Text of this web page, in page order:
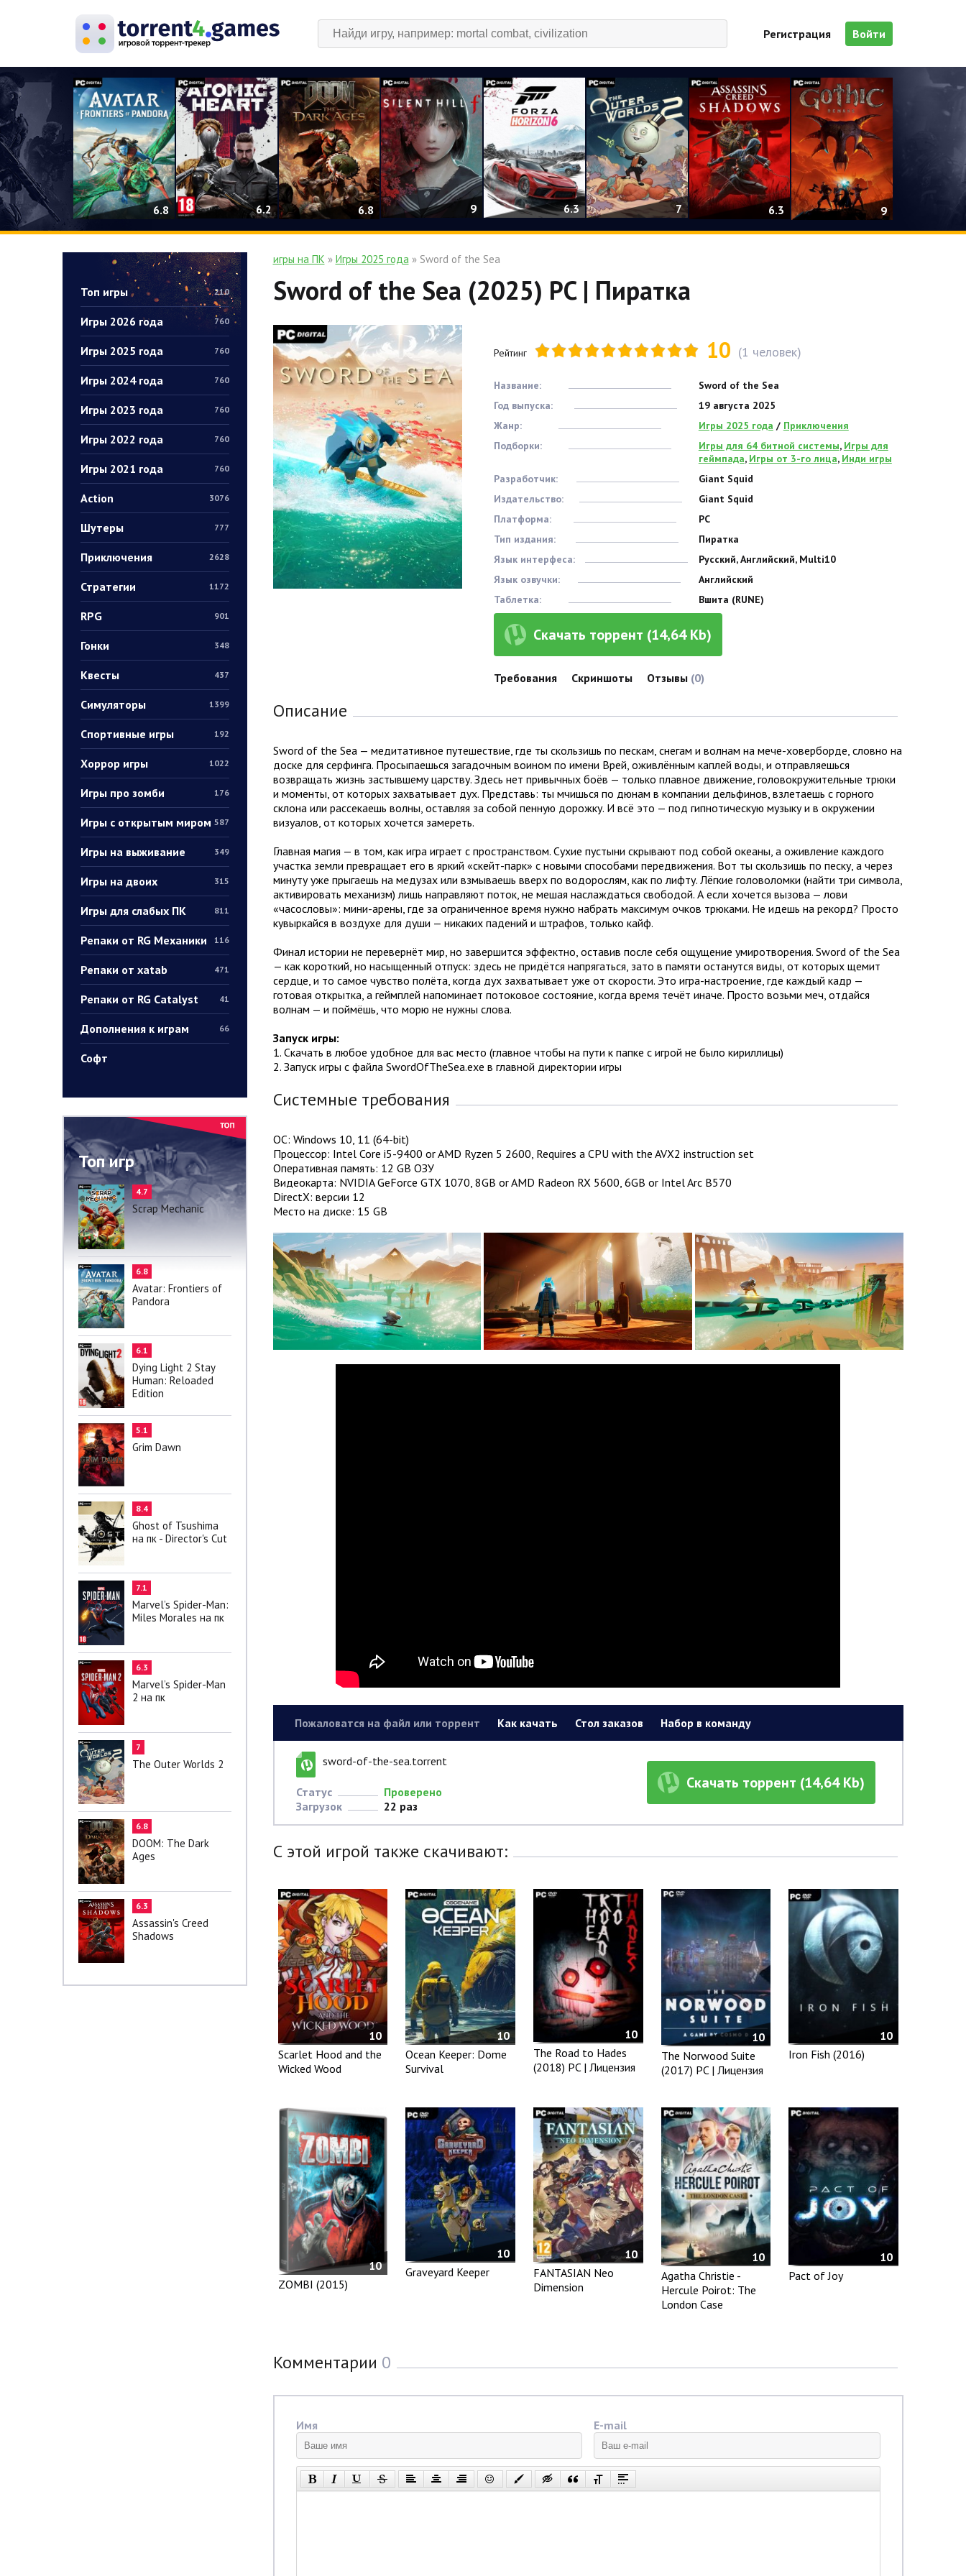
Регистрация Войти
6.8 6.2 6.8 9 6.3 7 6.3 9
Топ игры 210
Игры 2026 года 760
Игры 2025 года 760
Игры 2024 года 760
Игры 2023 года 760
Игры 2022 года 760
Игры 2021 года 760
Action 3076
Шутеры 777
Приключения 2628
Стратегии 1172
RPG 901
Гонки 348
Квесты 437
Симуляторы 1399
Спортивные игры 192
Хоррор игры 1022
Игры про зомби 176
Игры с открытым миром 587
Игры на выживание 349
Игры на двоих 315
Игры для слабых ПК 811
Репаки от RG Механики 116
Репаки от xatab 471
Репаки от RG Catalyst 41
Дополнения к играм 66
Софт
Топ игр
4.7
Scrap Mechanic
6.8
Avatar: Frontiers of
Pandora
6.1
Dying Light 2 Stay
Human: Reloaded
Edition
5.1
Grim Dawn
8.4
Ghost of Tsushima
на пк - Director's Cut
7.1
Marvel’s Spider-Man:
Miles Morales на пк
6.3
Marvel’s Spider-Man
2 на пк
7
The Outer Worlds 2
6.8
DOOM: The Dark
Ages
6.3
Assassin's Creed
Shadows
игры на ПК » Игры 2025 года» Sword of the Sea
Sword of the Sea (2025) PC | Пиратка
Рейтинг 10 (1 человек)
Название:
Sword of the Sea
Год выпуска:
19 августа 2025
Жанр:
Игры 2025 года / Приключения
Подборки:
Игры для 64 битной системы, Игры для
геймпада, Игры от 3-го лица, Инди игры
Разработчик:
Giant Squid
Издательство:
Giant Squid
Платформа:
PC
Тип издания:
Пиратка
Язык интерфеса:
Русский, Английский, Multi10
Язык озвучки:
Английский
Таблетка:
Вшита (RUNE)
Скачать торрент (14,64 Kb)
Требования Скриншоты Отзывы (0)
Описание
Sword of the Sea — медитативное путешествие, где ты скользишь по пескам, снегам и волнам на мече-ховерборде, словно на
доске для серфинга. Просыпаешься загадочным воином по имени Врей, оживлённым каплей воды, и отправляешься
возвращать жизнь застывшему царству. Здесь нет привычных боёв — только плавное движение, головокружительные трюки
и моменты, от которых захватывает дух. Представь: ты мчишься по дюнам в компании дельфинов, взлетаешь с горного
склона или рассекаешь волны, оставляя за собой пенную дорожку. И всё это — под гипнотическую музыку и в окружении
визуалов, от которых хочется замереть.
Главная магия — в том, как игра играет с пространством. Сухие пустыни скрывают под собой океаны, а оживление каждого
участка земли превращает его в яркий «скейт-парк» с новыми способами передвижения. Вот ты скользишь по песку, а через
минуту уже прыгаешь на медузах или взмываешь вверх по водорослям, как по лифту. Лёгкие головоломки (найти три символа,
активировать механизм) лишь направляют поток, не мешая наслаждаться свободой. А если хочется вызова — лови
«часословы»: мини-арены, где за ограниченное время нужно набрать максимум очков трюками. Не идешь на рекорд? Просто
кувыркайся в воздухе для души — никаких падений и штрафов, только кайф.
Финал истории не перевернёт мир, но завершится эффектно, оставив после себя ощущение умиротворения. Sword of the Sea
— как короткий, но насыщенный отпуск: здесь не придётся напрягаться, зато в памяти останутся виды, от которых щемит
сердце, и то самое чувство полёта, когда дух захватывает уже от скорости. Это игра-настроение, где каждый кадр —
готовая открытка, а геймплей напоминает потоковое состояние, когда время течёт иначе. Просто возьми меч, отдайся
волнам — и поймёшь, что морю не нужны слова.
Запуск игры:
1. Скачать в любое удобное для вас место (главное чтобы на пути к папке с игрой не было кириллицы)
2. Запуск игры с файла SwordOfTheSea.exe в главной директории игры
Системные требования
ОС: Windows 10, 11 (64-bit)
Процессор: Intel Core i5-9400 or AMD Ryzen 5 2600, Requires a CPU with the AVX2 instruction set
Оперативная память: 12 GB ОЗУ
Видеокарта: NVIDIA GeForce GTX 1070, 8GB or AMD Radeon RX 5600, 6GB or Intel Arc B570
DirectX: версии 12
Место на диске: 15 GB
Пожаловатся на файл или торрент Как качать Стол заказов Набор в команду
sword-of-the-sea.torrent
Статус
Проверено
Загрузок
22 раз
Скачать торрент (14,64 Kb)
С этой игрой также скачивают:
10
Scarlet Hood and the
Wicked Wood
10
Ocean Keeper: Dome
Survival
10
The Road to Hades
(2018) PC | Лицензия
10
The Norwood Suite
(2017) PC | Лицензия
10
Iron Fish (2016)
10
ZOMBI (2015)
10
Graveyard Keeper
10
FANTASIAN Neo
Dimension
10
Agatha Christie -
Hercule Poirot: The
London Case
10
Pact of Joy
Комментарии 0
Имя E-mail